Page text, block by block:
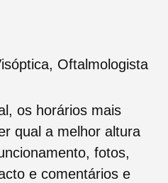
Oftalmologista
os horários mais
qual a melhor altura
fotos,
e comentários e